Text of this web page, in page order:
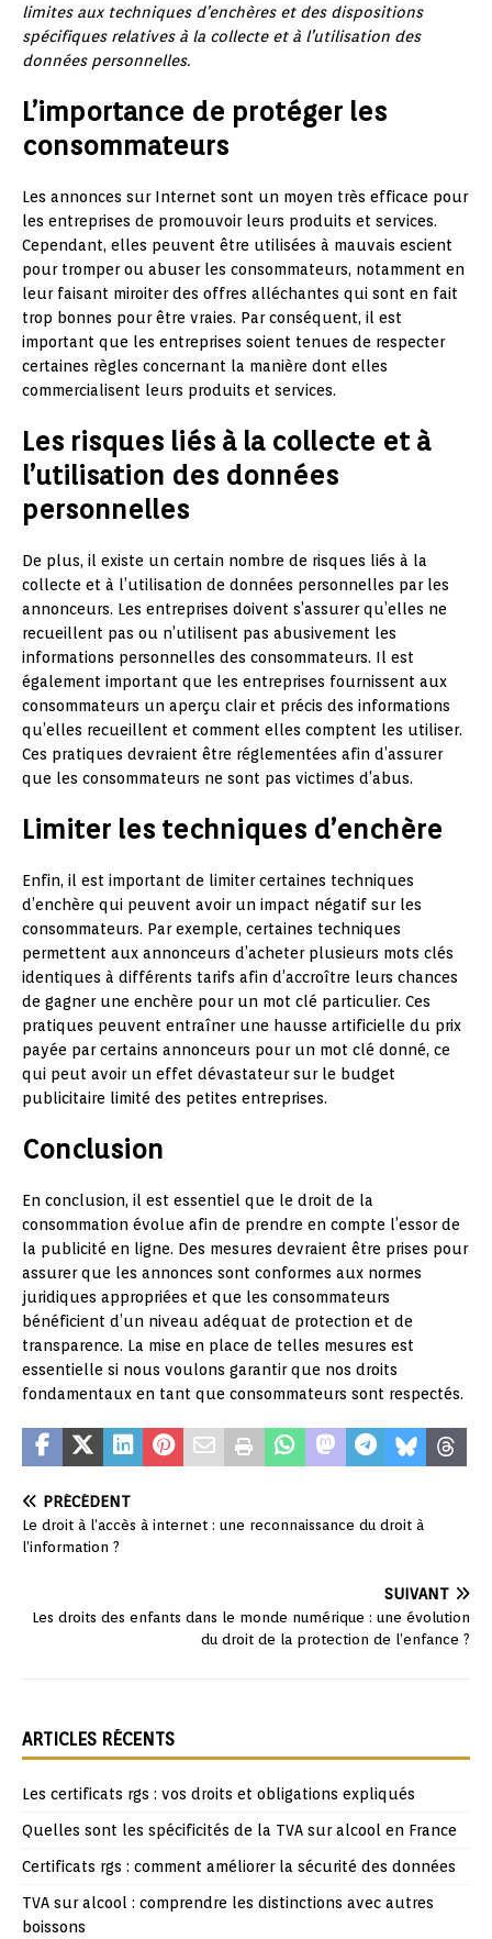
limites aux techniques d’enchères et des dispositions
spécifiques relatives à la collecte et à l’utilisation des
données personnelles.
L’importance de protéger les
consommateurs
Les annonces sur Internet sont un moyen très efficace pour
les entreprises de promouvoir leurs produits et services.
Cependant, elles peuvent être utilisées à mauvais escient
pour tromper ou abuser les consommateurs, notamment en
leur faisant miroiter des offres alléchantes qui sont en fait
trop bonnes pour être vraies. Par conséquent, il est
important que les entreprises soient tenues de respecter
certaines règles concernant la manière dont elles
commercialisent leurs produits et services.
Les risques liés à la collecte et à
l’utilisation des données
personnelles
De plus, il existe un certain nombre de risques liés à la
collecte et à l’utilisation de données personnelles par les
annonceurs. Les entreprises doivent s’assurer qu’elles ne
recueillent pas ou n’utilisent pas abusivement les
informations personnelles des consommateurs. Il est
également important que les entreprises fournissent aux
consommateurs un aperçu clair et précis des informations
qu’elles recueillent et comment elles comptent les utiliser.
Ces pratiques devraient être réglementées afin d’assurer
que les consommateurs ne sont pas victimes d’abus.
Limiter les techniques d’enchère
Enfin, il est important de limiter certaines techniques
d’enchère qui peuvent avoir un impact négatif sur les
consommateurs. Par exemple, certaines techniques
permettent aux annonceurs d’acheter plusieurs mots clés
identiques à différents tarifs afin d’accroître leurs chances
de gagner une enchère pour un mot clé particulier. Ces
pratiques peuvent entraîner une hausse artificielle du prix
payée par certains annonceurs pour un mot clé donné, ce
qui peut avoir un effet dévastateur sur le budget
publicitaire limité des petites entreprises.
Conclusion
En conclusion, il est essentiel que le droit de la
consommation évolue afin de prendre en compte l’essor de
la publicité en ligne. Des mesures devraient être prises pour
assurer que les annonces sont conformes aux normes
juridiques appropriées et que les consommateurs
bénéficient d’un niveau adéquat de protection et de
transparence. La mise en place de telles mesures est
essentielle si nous voulons garantir que nos droits
fondamentaux en tant que consommateurs sont respectés.
PRÉCÉDENT
Le droit à l’accès à internet : une reconnaissance du droit à
l’information ?
SUIVANT
Les droits des enfants dans le monde numérique : une évolution
du droit de la protection de l’enfance ?
ARTICLES RÉCENTS
Les certificats rgs : vos droits et obligations expliqués
Quelles sont les spécificités de la TVA sur alcool en France
Certificats rgs : comment améliorer la sécurité des données
TVA sur alcool : comprendre les distinctions avec autres
boissons